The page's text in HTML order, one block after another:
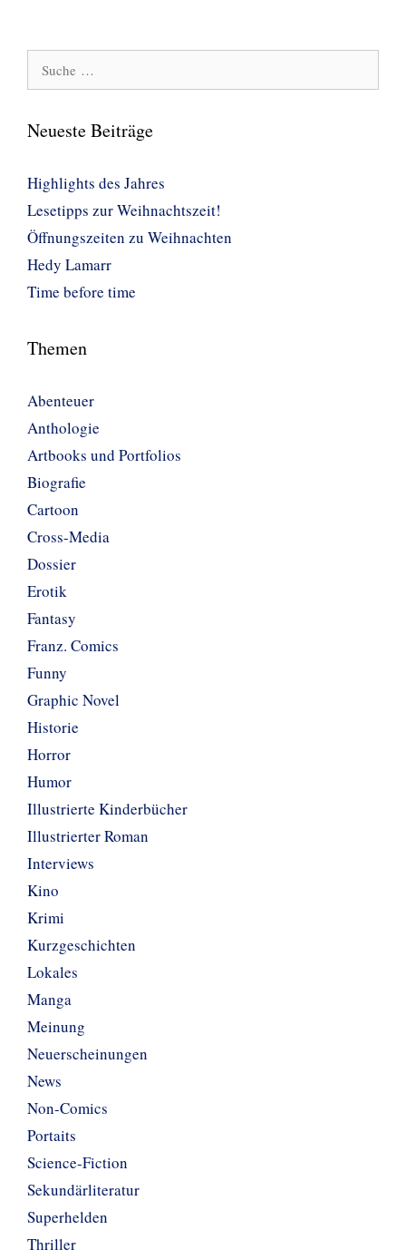
Neueste Beiträge
Highlights des Jahres
Lesetipps zur Weihnachtszeit!
Öffnungszeiten zu Weihnachten
Hedy Lamarr
Time before time
Themen
Abenteuer
Anthologie
Artbooks und Portfolios
Biografie
Cartoon
Cross-Media
Dossier
Erotik
Fantasy
Franz. Comics
Funny
Graphic Novel
Historie
Horror
Humor
Illustrierte Kinderbücher
Illustrierter Roman
Interviews
Kino
Krimi
Kurzgeschichten
Lokales
Manga
Meinung
Neuerscheinungen
News
Non-Comics
Portaits
Science-Fiction
Sekundärliteratur
Superhelden
Thriller